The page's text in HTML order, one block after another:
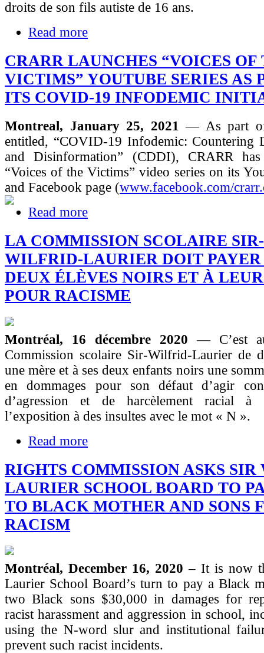
droits de son fils autiste de 16 ans.
Read more
CRARR LAUNCHES “VOICES OF
VICTIMS” YOUTUBE SERIES AS
ITS COVID-19 INFODEMIC
Montreal, January 25, 2021— As part
entitled, “COVID-19 Infodemic: Countering
and Disinformation” (CDDI), CRARR
“Voices of the Victims” video series on its
and Facebook page (www.facebook.com/
Read more
LA COMMISSION SCOLAIRE SIR-
WILFRID-LAURIER DOIT PAYER
DEUX ÉLÈVES NOIRS ET À
POUR RACISME
Montréal, 16 décembre 2020— C’est
Commission scolaire Sir-Wilfrid-Laurier de
une mère et à ses deux enfants noirs une
en dommages pour son défaut d’agir
d’agression et de harcèlement racial à
l’exposition à des insultes avec le mot « N ».
Read more
RIGHTS COMMISSION ASKS
LAURIER SCHOOL BOARD TO
TO BLACK MOTHER AND SONS
RACISM
Montréal, December 16, 2020 – It is now
Laurier School Board’s turn to pay a Black
two Black sons $30,000 in damages for
racist harassment and aggression in school,
using the N-word slur and institutional
prevent such racist incidents.